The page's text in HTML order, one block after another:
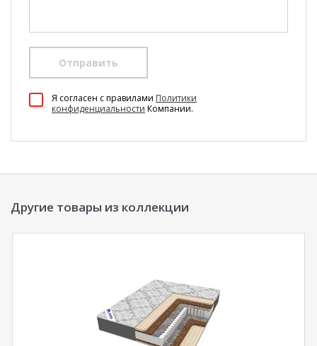
Отправить
Я согласен c правилами Политики
конфиденциальности Компании.
Другие товары из коллекции